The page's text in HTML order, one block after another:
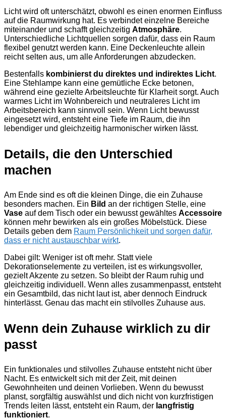
Licht wird oft unterschätzt, obwohl es einen enormen Einfluss
auf die Raumwirkung hat. Es verbindet einzelne Bereiche
miteinander und schafft gleichzeitig Atmosphäre.
Unterschiedliche Lichtquellen sorgen dafür, dass ein Raum
flexibel genutzt werden kann. Eine Deckenleuchte allein
reicht selten aus, um alle Anforderungen abzudecken.
Bestenfalls kombinierst du direktes und indirektes Licht.
Eine Stehlampe kann eine gemütliche Ecke betonen,
während eine gezielte Arbeitsleuchte für Klarheit sorgt. Auch
warmes Licht im Wohnbereich und neutraleres Licht im
Arbeitsbereich kann sinnvoll sein. Wenn Licht bewusst
eingesetzt wird, entsteht eine Tiefe im Raum, die ihn
lebendiger und gleichzeitig harmonischer wirken lässt.
Details, die den Unterschied
machen
Am Ende sind es oft die kleinen Dinge, die ein Zuhause
besonders machen. Ein Bild an der richtigen Stelle, eine
Vase auf dem Tisch oder ein bewusst gewähltes Accessoire
können mehr bewirken als ein großes Möbelstück. Diese
Details geben dem Raum Persönlichkeit und sorgen dafür,
dass er nicht austauschbar wirkt.
Dabei gilt: Weniger ist oft mehr. Statt viele
Dekorationselemente zu verteilen, ist es wirkungsvoller,
gezielt Akzente zu setzen. So bleibt der Raum ruhig und
gleichzeitig individuell. Wenn alles zusammenpasst, entsteht
ein Gesamtbild, das nicht laut ist, aber dennoch Eindruck
hinterlässt. Genau das macht ein stilvolles Zuhause aus.
Wenn dein Zuhause wirklich zu dir
passt
Ein funktionales und stilvolles Zuhause entsteht nicht über
Nacht. Es entwickelt sich mit der Zeit, mit deinen
Gewohnheiten und deinen Vorlieben. Wenn du bewusst
planst, sorgfältig auswählst und dich nicht von kurzfristigen
Trends leiten lässt, entsteht ein Raum, der langfristig
funktioniert.